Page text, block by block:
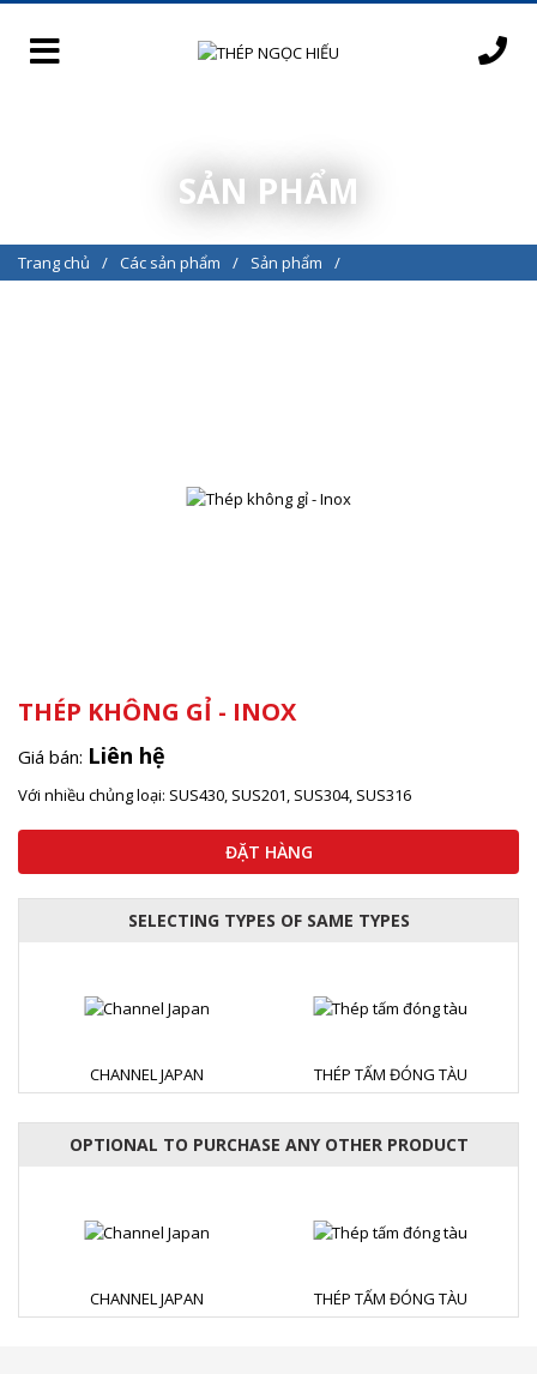
SẢN PHẨM
Trang chủ Các sản phẩm Sản phẩm
THÉP KHÔNG GỈ - INOX
Giá bán: Liên hệ
Với nhiều chủng loại: SUS430, SUS201, SUS304, SUS316
ĐẶT HÀNG
SELECTING TYPES OF SAME TYPES
CHANNEL JAPAN THÉP TẤM ĐÓNG TÀU
OPTIONAL TO PURCHASE ANY OTHER PRODUCT
CHANNEL JAPAN THÉP TẤM ĐÓNG TÀU